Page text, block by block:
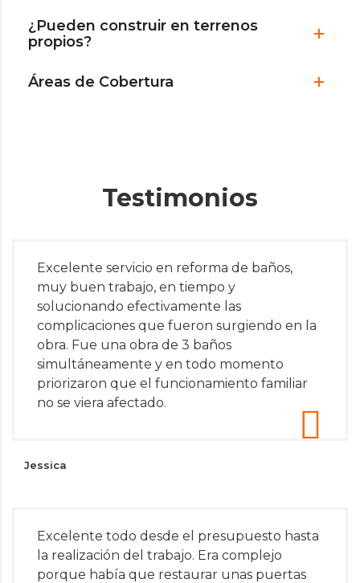
¿Pueden construir en terrenos
propios?
Áreas de Cobertura
Testimonios
Excelente servicio en reforma de baños,
muy buen trabajo, en tiempo y
solucionando efectivamente las
complicaciones que fueron surgiendo en la
obra. Fue una obra de 3 baños
simultáneamente y en todo momento
priorizaron que el funcionamiento familiar
no se viera afectado.
Jessica
Excelente todo desde el presupuesto hasta
la realización del trabajo. Era complejo
porque había que restaurar unas puertas